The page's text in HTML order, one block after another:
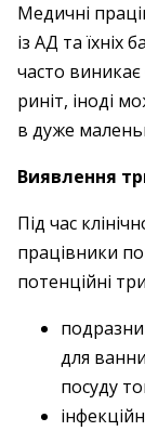
Медичні
із АД та їхніх
часто виникає
риніт, іноді
в дуже
Виявлення
Під час
працівники
потенційні
для
посуду